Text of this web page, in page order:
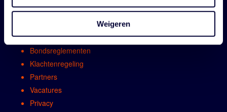
Weigeren
Bestuur
Comissies en werkgroepen
Medewerkers
Bondsreglementen
Klachtenregeling
Partners
Vacatures
Privacy